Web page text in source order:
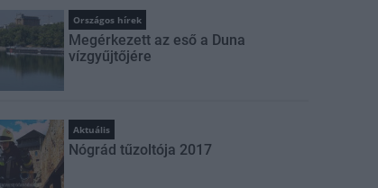
Országos hírek
Megérkezett az eső a Duna
vízgyűjtőjére
Aktuális
Nógrád tűzoltója 2017